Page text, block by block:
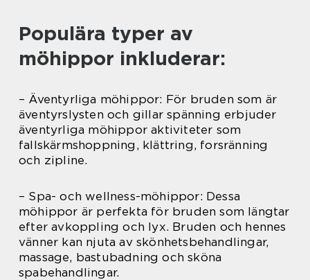
Populära typer av
möhippor inkluderar:
– Äventyrliga möhippor: För bruden som är
äventyrslysten och gillar spänning erbjuder
äventyrliga möhippor aktiviteter som
fallskärmshoppning, klättring, forsränning
och zipline.
– Spa- och wellness-möhippor: Dessa
möhippor är perfekta för bruden som längtar
efter avkoppling och lyx. Bruden och hennes
vänner kan njuta av skönhetsbehandlingar,
massage, bastubadning och sköna
spabehandlingar.